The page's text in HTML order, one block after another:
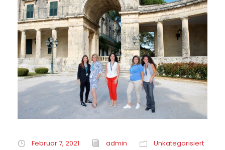
Februar 7, 2021 admin Unkategorisiert